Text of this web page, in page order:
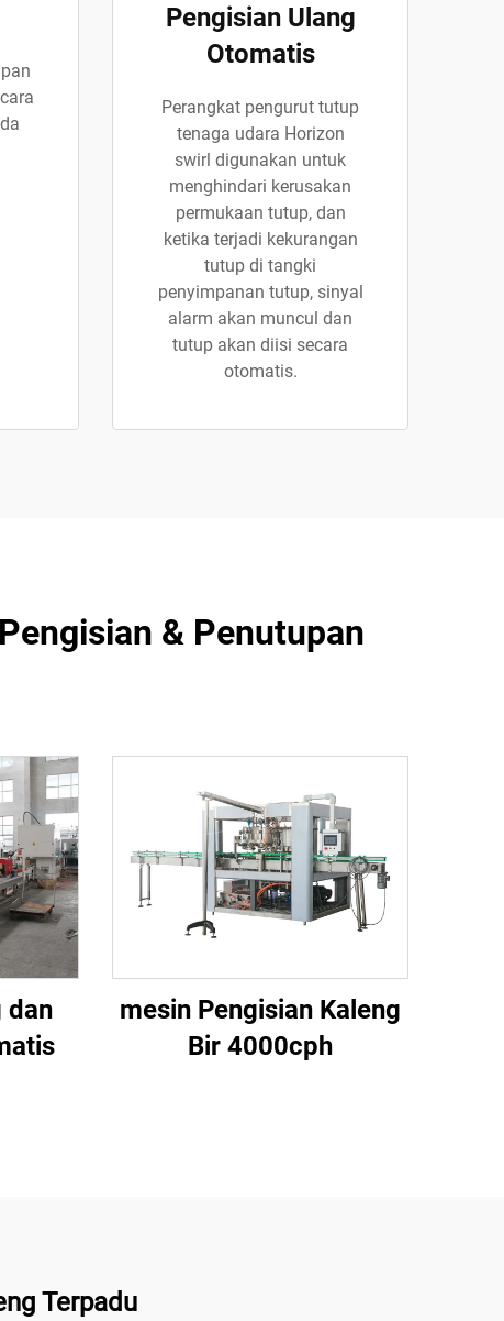
Pengisian Ulang
Otomatis
Perangkat pengurut tutup
tenaga udara Horizon
swirl digunakan untuk
menghindari kerusakan
permukaan tutup, dan
ketika terjadi kekurangan
tutup di tangki
penyimpanan tutup, sinyal
alarm akan muncul dan
tutup akan diisi secara
otomatis.
& Penutupan
dan
mesin Pengisian Kaleng
Bir 4000cph
Terpadu